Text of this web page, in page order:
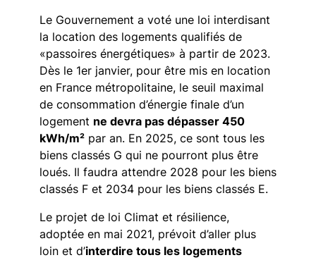
Le Gouvernement a voté une loi interdisant
la location des logements qualifiés de
«passoires énergétiques» à partir de 2023.
Dès le 1er janvier, pour être mis en location
en France métropolitaine, le seuil maximal
de consommation d’énergie finale d’un
logement ne devra pas dépasser 450
kWh/m² par an. En 2025, ce sont tous les
biens classés G qui ne pourront plus être
loués. Il faudra attendre 2028 pour les biens
classés F et 2034 pour les biens classés E.
Le projet de loi Climat et résilience,
adoptée en mai 2021, prévoit d’aller plus
loin et d’interdire tous les logements